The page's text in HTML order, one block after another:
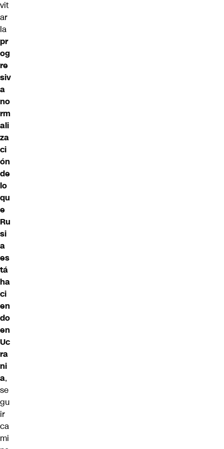
vit
ar
la
pr
og
re
siv
a
no
rm
ali
za
ci
ón
de
lo
qu
e
Ru
si
a
es
tá
ha
ci
en
do
en
Uc
ra
ni
a,
se
gu
ir
ca
mi